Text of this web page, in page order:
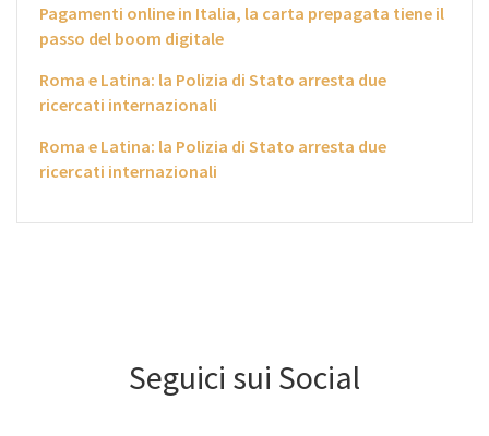
Pagamenti online in Italia, la carta prepagata tiene il
passo del boom digitale
Roma e Latina: la Polizia di Stato arresta due
ricercati internazionali
Roma e Latina: la Polizia di Stato arresta due
ricercati internazionali
Seguici sui Social